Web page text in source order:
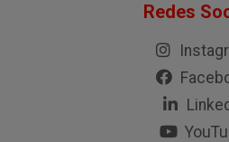
Redes